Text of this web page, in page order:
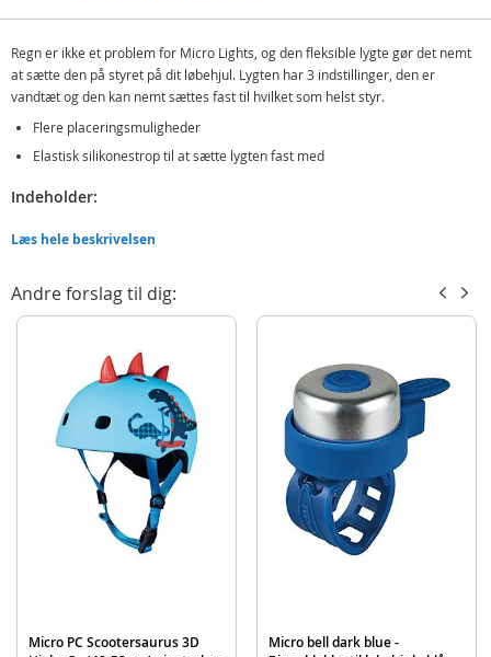
Regn er ikke et problem for Micro Lights, og den fleksible lygte gør det nemt
at sætte den på styret på dit løbehjul. Lygten har 3 indstillinger, den er
vandtæt og den kan nemt sættes fast til hvilket som helst styr.
Flere placeringsmuligheder
Elastisk silikonestrop til at sætte lygten fast med
Indeholder:
Farve: mørkeblå
Mål: 6 x 4 cm
7630053526412
Læs hele beskrivelsen
Andre forslag til dig:
Micro PC Scootersaurus 3D
Micro bell dark blue -